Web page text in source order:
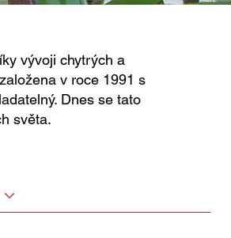
vývoji chytrých a
v roce 1991 s
Dnes se tato
světa.